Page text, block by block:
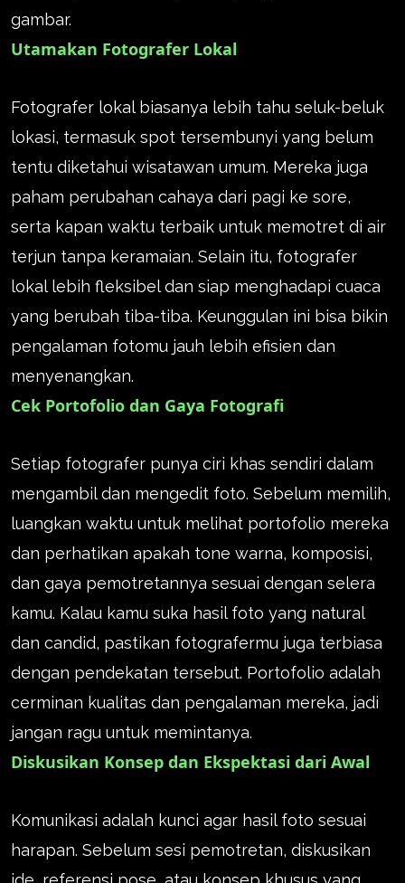
gambar.
Utamakan Fotografer Lokal
Fotografer lokal biasanya lebih tahu seluk-beluk
lokasi, termasuk spot tersembunyi yang belum
tentu diketahui wisatawan umum. Mereka juga
paham perubahan cahaya dari pagi ke sore,
serta kapan waktu terbaik untuk memotret di air
terjun tanpa keramaian. Selain itu, fotografer
lokal lebih fleksibel dan siap menghadapi cuaca
yang berubah tiba-tiba. Keunggulan ini bisa bikin
pengalaman fotomu jauh lebih efisien dan
menyenangkan.
Cek Portofolio dan Gaya Fotografi
Setiap fotografer punya ciri khas sendiri dalam
mengambil dan mengedit foto. Sebelum memilih,
luangkan waktu untuk melihat portofolio mereka
dan perhatikan apakah tone warna, komposisi,
dan gaya pemotretannya sesuai dengan selera
kamu. Kalau kamu suka hasil foto yang natural
dan candid, pastikan fotografermu juga terbiasa
dengan pendekatan tersebut. Portofolio adalah
cerminan kualitas dan pengalaman mereka, jadi
jangan ragu untuk memintanya.
Diskusikan Konsep dan Ekspektasi dari Awal
Komunikasi adalah kunci agar hasil foto sesuai
harapan. Sebelum sesi pemotretan, diskusikan